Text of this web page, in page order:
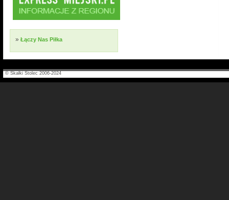
» Łączy Nas Piłka
© Skałki Stolec 2006-2024